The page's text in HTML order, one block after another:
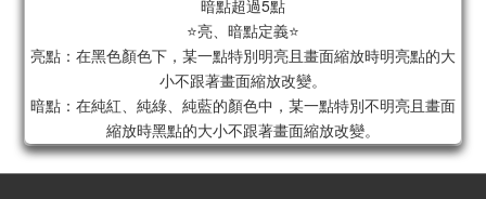
暗點超過5點
⭐亮、暗點定義⭐
亮點：在黑色顏色下，某一點特別明亮且畫面縮放時明亮點的大
小不跟著畫面縮放改變。
暗點：在純紅、純綠、純藍的顏色中，某一點特別不明亮且畫面
縮放時黑點的大小不跟著畫面縮放改變。